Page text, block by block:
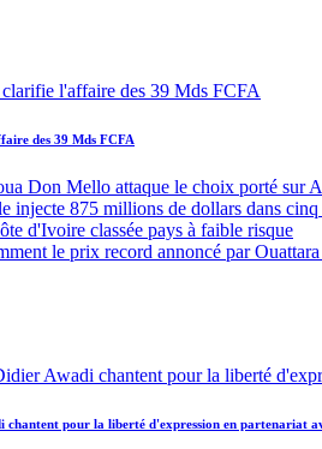
des 39 Mds FCFA
Don Mello attaque le choix porté sur
injecte 875 millions de dollars dans
d'Ivoire classée pays à faible risque
le prix record annoncé par
chantent pour la liberté d'expression en partenariat